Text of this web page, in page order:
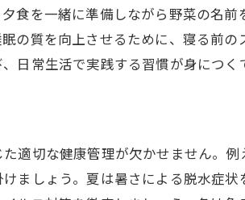
食を一緒に準備しながら野菜の名
の質を向上させるために、寝る前
日常生活で実践する習慣が身につく
適切な健康管理が欠かせません。
ましょう。夏は暑さによる脱水症